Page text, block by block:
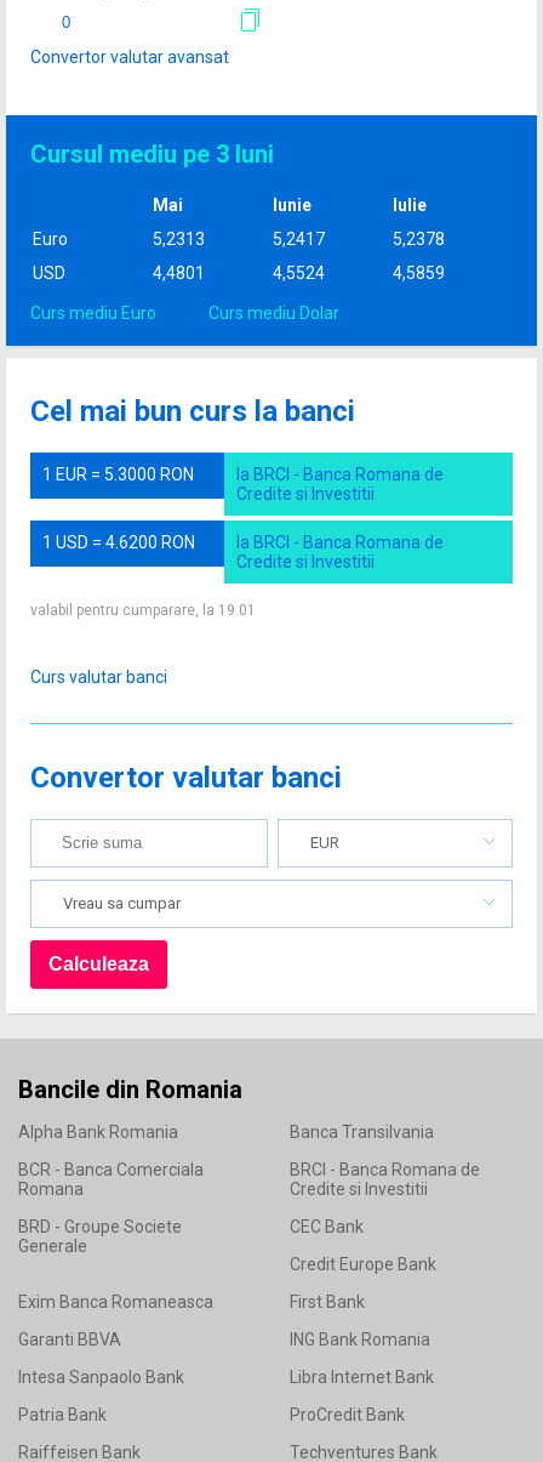
Convertor valutar avansat
Cursul mediu pe 3 luni
Mai Iunie
Iulie
Euro
5,2313 5,2417
5,2378
USD
4,4801 4,5524 4,5859
Curs mediu Euro Curs mediu Dolar
Cel mai bun curs la banci
1 EUR = 5.3000 RON
la BRCI - Banca Romana de
Credite si Investitii
1 USD = 4.6200 RON
la BRCI - Banca Romana de
Credite si Investitii
valabil pentru cumparare, la 19.01
Curs valutar banci
Convertor valutar banci
EUR
Vreau sa cumpar
Bancile din Romania
Alpha Bank Romania
Banca Transilvania
BCR - Banca Comerciala
Romana
BRCI - Banca Romana de
Credite si Investitii
BRD - Groupe Societe
Generale
CEC Bank
Credit Europe Bank
Exim Banca Romaneasca
First Bank
Garanti BBVA
ING Bank Romania
Intesa Sanpaolo Bank
Libra Internet Bank
Patria Bank
ProCredit Bank
Raiffeisen Bank
Techventures Bank